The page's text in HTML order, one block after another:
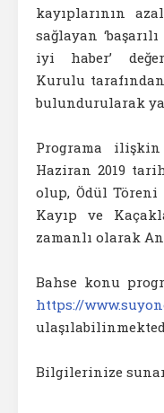
kayıplarının
sağlayan
iyi haber’
Kurulu
bulundurularak
Programa
Haziran 2019
olup, Ödül Töreni
Kayıp ve
zamanlı olarak
Bahse konu
https://
Bilgilerinize